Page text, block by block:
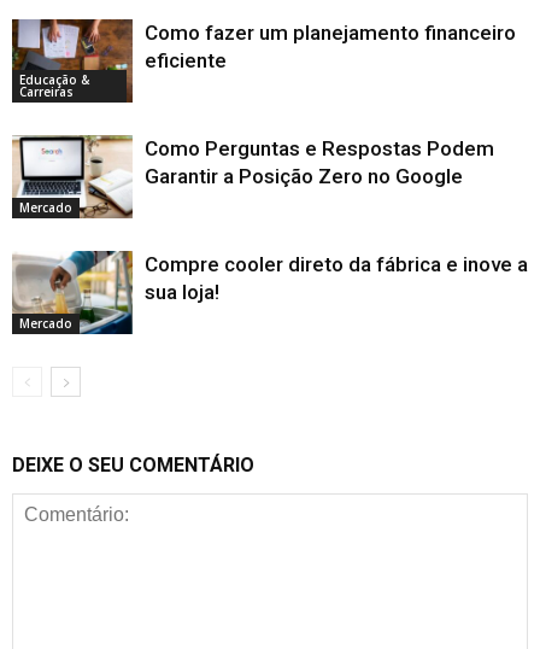
Educação &
Carreiras
Como fazer um planejamento financeiro
eficiente
Mercado
Como Perguntas e Respostas Podem
Garantir a Posição Zero no Google
Mercado
Compre cooler direto da fábrica e inove a
sua loja!
DEIXE O SEU COMENTÁRIO